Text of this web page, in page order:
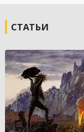
СТАТЬИ